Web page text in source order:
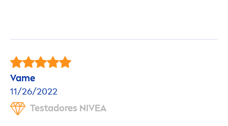
Vame
11/26/2022
Testadores NIVEA